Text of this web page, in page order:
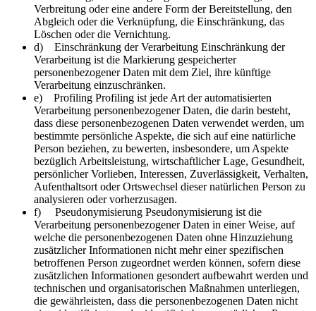
Verbreitung oder eine andere Form der Bereitstellung, den
Abgleich oder die Verknüpfung, die Einschränkung, das
Löschen oder die Vernichtung.
d) Einschränkung der Verarbeitung Einschränkung der
Verarbeitung ist die Markierung gespeicherter
personenbezogener Daten mit dem Ziel, ihre künftige
Verarbeitung einzuschränken.
e) Profiling Profiling ist jede Art der automatisierten
Verarbeitung personenbezogener Daten, die darin besteht,
dass diese personenbezogenen Daten verwendet werden, um
bestimmte persönliche Aspekte, die sich auf eine natürliche
Person beziehen, zu bewerten, insbesondere, um Aspekte
bezüglich Arbeitsleistung, wirtschaftlicher Lage, Gesundheit,
persönlicher Vorlieben, Interessen, Zuverlässigkeit, Verhalten,
Aufenthaltsort oder Ortswechsel dieser natürlichen Person zu
analysieren oder vorherzusagen.
f) Pseudonymisierung Pseudonymisierung ist die
Verarbeitung personenbezogener Daten in einer Weise, auf
welche die personenbezogenen Daten ohne Hinzuziehung
zusätzlicher Informationen nicht mehr einer spezifischen
betroffenen Person zugeordnet werden können, sofern diese
zusätzlichen Informationen gesondert aufbewahrt werden und
technischen und organisatorischen Maßnahmen unterliegen,
die gewährleisten, dass die personenbezogenen Daten nicht